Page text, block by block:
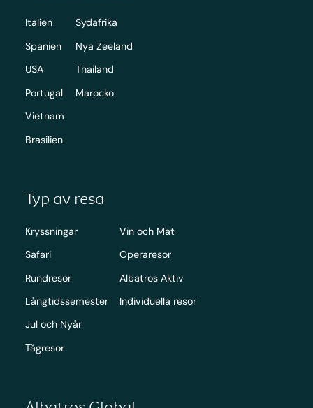
Italien
Spanien
USA
Portugal
Vietnam
Brasilien
Sydafrika
Nya Zeeland
Thailand
Marocko
Typ av resa
Kryssningar
Safari
Rundresor
Långtidssemester
Jul och Nyår
Tågresor
Vin och Mat
Operaresor
Albatros Aktiv
Individuella resor